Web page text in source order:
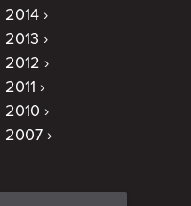
2014
2013
2012
2011
2010
2007